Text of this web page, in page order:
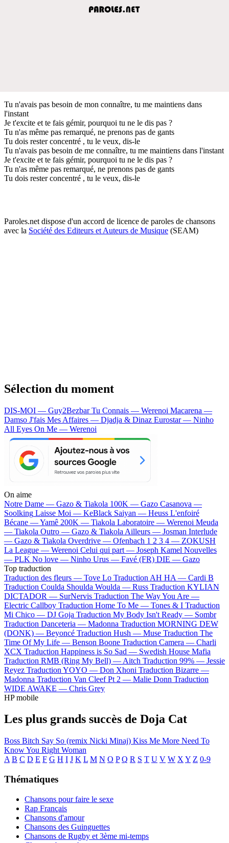
Tu n'avais pas besoin de mon connaître, tu me maintiens dans
l'instant
Je t'excite et te fais gémir, pourquoi tu ne le dis pas ?
Tu n'as même pas remarqué, ne prenons pas de gants
Tu dois rester concentré , tu le veux, dis-le
Tu n'avais pas besoin de me connaître, tu me maintiens dans l'instant
Je t'excite et te fais gémir, pourquoi tu ne le dis pas ?
Tu n'as même pas remarqué, ne prenons pas de gants
Tu dois rester concentré , tu le veux, dis-le
Paroles.net dispose d'un accord de licence de paroles de chansons
avec la Société des Editeurs et Auteurs de Musique (SEAM)
Sélection du moment
DIS-MOI — Guy2BezbarTu Connais — Werenoi Macarena —
Damso J'fais Mes Affaires — Djadja & Dinaz Eurostar — Ninho
All Eyes On Me — Werenoi
On aime
Notre Dame — Gazo & Tiakola 100K — Gazo Casanova —
Soolking Laisse Moi — KeBlack Saiyan — Heuss L'enfoiré
Bécane —Yamê 200K — Tiakola Laboratoire — Werenoi Meuda
— Tiakola Outro — Gazo & Tiakola Ailleurs — Josman Interlude
— Gazo & Tiakola Overdrive — Ofenbach 1 2 3 4 — ZOKUSH
La League — Werenoi Celui qui part — Joseph Kamel Nouvelles
— PLK No love — Ninho Urus — Favé (FR) DIE — Gazo
Top traduction
Traduction des fleurs — Tove Lo Traduction AH HA — Cardi B
Traduction Coulda Shoulda Woulda — Russ Traduction KYLIAN
DICTADOR — SurNervis Traduction The Way You Are —
Electric Callboy Traduction Home To Me — Tones & I Traduction
Mi Chico — DJ Goja Traduction My Body Isn't Ready — Sombr
Traduction Danceteria — Madonna Traduction MORNING DEW
(DONK) — Beyoncé Traduction Hush — Muse Traduction The
Time Of My Life — Benson Boone Traduction Camera — Charli
XCX Traduction Happiness is So Sad — Swedish House Mafia
Traduction RMB (Ring My Bell) — Aitch Traduction 99% — Jessie
Reyez Traduction YOYO — Don Xhoni Traduction Bizarre —
Madonna Traduction Van Cleef Pt 2 — Malie Donn Traduction
WIDE AWAKE — Chris Grey
HP mobile
Les plus grands succès de Doja Cat
Boss Bitch Say So (remix Nicki Minaj) Kiss Me More Need To
KnowYou Right Woman
A B C D E F G H I J K L M N O P Q R S T U V W X Y Z 0-9
Thématiques
Chansons pour faire le sexe
Rap Français
Chansons d'amour
Chansons des Guinguettes
Chansons de Rugby et 3ème mi-temps